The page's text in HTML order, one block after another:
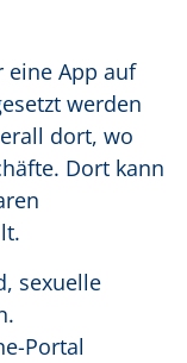
eine App auf
werden
dort, wo
Dort kann
sexuelle
Portal